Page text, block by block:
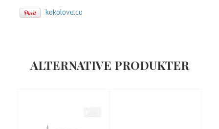
kokolove.co
ALTERNATIVE PRODUKTER